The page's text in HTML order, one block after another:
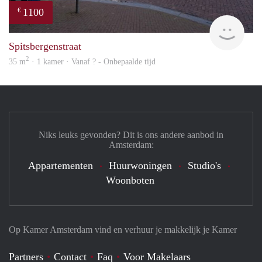
€ 1100
Spitsbergenstraat
35 m2 · 1 kamer · Vanaf ? - Onbepaalde tijd
Op Kamer Amsterdam vind en verhuur je makkelijk je Kamer
Partners Contact Faq Voor Makelaars
Niks leuks gevonden? Dit is ons andere aanbod in
Amsterdam:
Appartementen Huurwoningen
Studio's
Woonboten